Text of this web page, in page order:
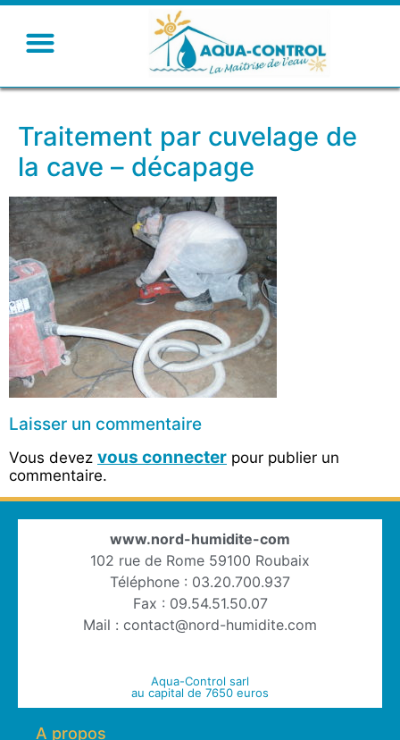
Traitement par cuvelage de
la cave – décapage
Laisser un commentaire
Vous devez vous connecter pour publier un
commentaire.
www.nord-humidite-com
102 rue de Rome 59100 Roubaix
Téléphone : 03.20.700.937
Fax : 09.54.51.50.07
Mail : contact@nord-humidite.com
Aqua-Control sarl
au capital de 7650 euros
A propos